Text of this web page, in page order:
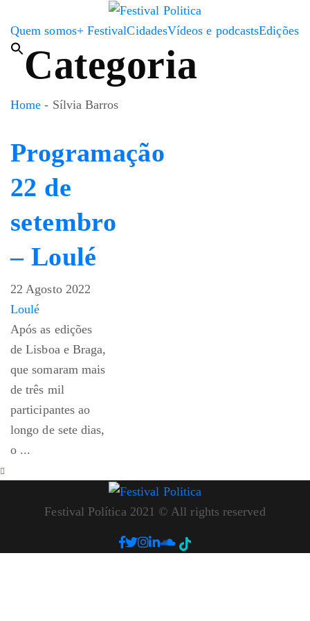
Quem somos+ FestivalCidadesVídeos e podcastsEdições
Categoria
Home - Sílvia Barros
Programação
22 de
setembro
– Loulé
22 Agosto 2022
Loulé
Após as edições
de Lisboa e Braga,
que somaram mais
de três mil
participantes ao
longo de sete dias,
o ...
Festival Política 2021 © All rights reserved